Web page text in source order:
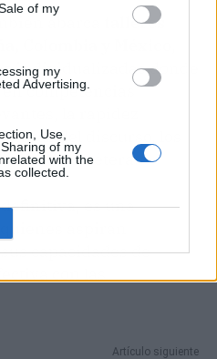
of my
my
Advertising.
Use,
of my
with the
collected.
abarca
talleres
Colombia y México
individualizadas donde
competencias
la rapidez
del discurso, los
público, etcétera.
definitiva, es una
aspiran
capacidades de
Artículo siguiente